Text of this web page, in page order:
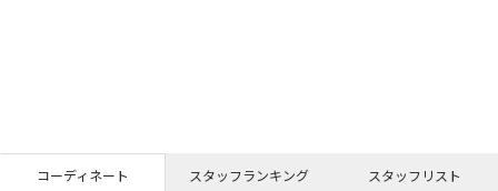
コーディネート スタッフランキング スタッフリスト